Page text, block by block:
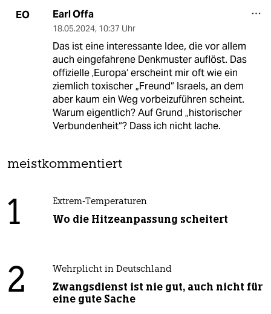
EO Earl Offa
18.05.2024, 10:37 Uhr
Das ist eine interessante Idee, die vor allem
auch eingefahrene Denkmuster auflöst. Das
offizielle ‚Europa‘ erscheint mir oft wie ein
ziemlich toxischer „Freund“ Israels, an dem
aber kaum ein Weg vorbeizuführen scheint.
Warum eigentlich? Auf Grund „historischer
Verbundenheit“? Dass ich nicht lache.
meistkommentiert
1 Extrem-Temperaturen
Wo die Hitzeanpassung scheitert
2 Wehrplicht in Deutschland
Zwangsdienst ist nie gut, auch nicht für
eine gute Sache